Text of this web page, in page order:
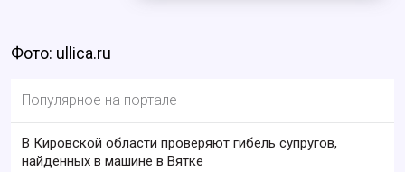
Фото: ullica.ru
Популярное на портале
В Кировской области проверяют гибель супругов,
найденных в машине в Вятке